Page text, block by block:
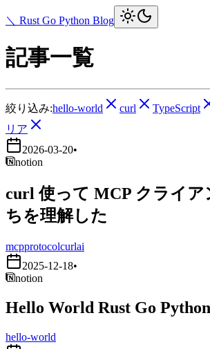
＼ Rust Go Python Blog
記事一覧
絞り込み:hello-world curl TypeScript
リア
2026-03-20•
notion
curl 使って MCP クライア
ちを理解した
mcpprotocolcurlai
2025-12-18•
notion
Hello World Rust Go
hello-world